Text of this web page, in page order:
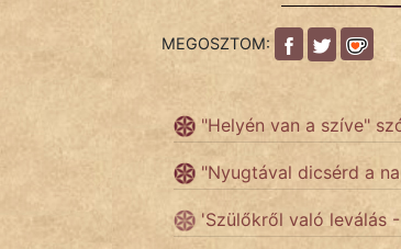
Népszerű szerzőink:
fantom
MEGOSZTOM:
"Helyén van a szíve"
"Nyugtával dicsérd a
'Szülőkről való leválás